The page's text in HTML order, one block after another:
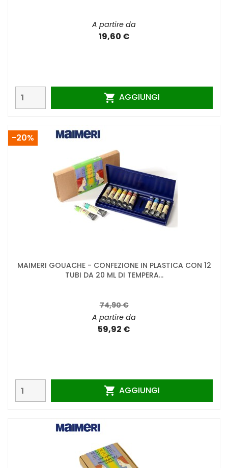
A partire da
19,60 €
 AGGIUNGI
MAIMERI GOUACHE - CONFEZIONE IN PLASTICA CON 12
TUBI DA 20 ML DI TEMPERA...
74,90 €
A partire da
59,92 €
 AGGIUNGI
-20%